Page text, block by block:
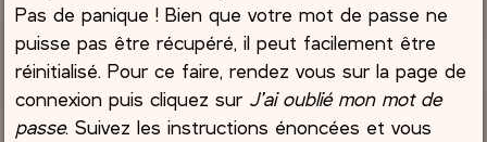
Pas de panique ! Bien que votre mot de passe ne
puisse pas être récupéré, il peut facilement être
réinitialisé. Pour ce faire, rendez vous sur la page de
connexion puis cliquez sur J’ai oublié mon mot de
passe. Suivez les instructions énoncées et vous